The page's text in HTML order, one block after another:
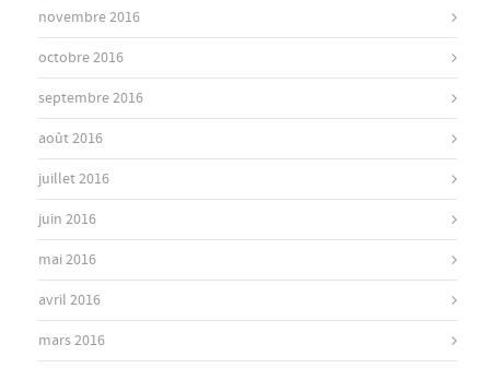
novembre 2016
octobre 2016
septembre 2016
août 2016
juillet 2016
juin 2016
mai 2016
avril 2016
mars 2016